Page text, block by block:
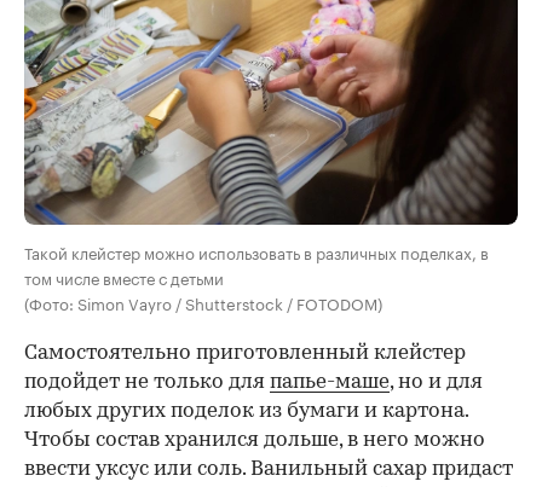
Такой клейстер можно использовать в различных поделках, в
том числе вместе с детьми
(Фото: Simon Vayro / Shutterstock / FOTODOM)
Самостоятельно приготовленный клейстер
подойдет не только для папье-маше, но и для
любых других поделок из бумаги и картона.
Чтобы состав хранился дольше, в него можно
ввести уксус или соль. Ванильный сахар придаст